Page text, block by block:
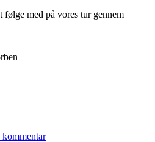
med på vores tur gennem